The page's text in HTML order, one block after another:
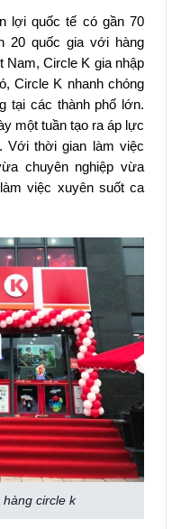
lợi quốc tế có gần 70
20 quốc gia với hàng
Nam, Circle K gia nhập
Circle K nhanh chóng
tại các thành phố lớn.
một tuần tạo ra áp lực
Với thời gian làm việc
chuyên nghiệp vừa
việc xuyên suốt ca
circle k